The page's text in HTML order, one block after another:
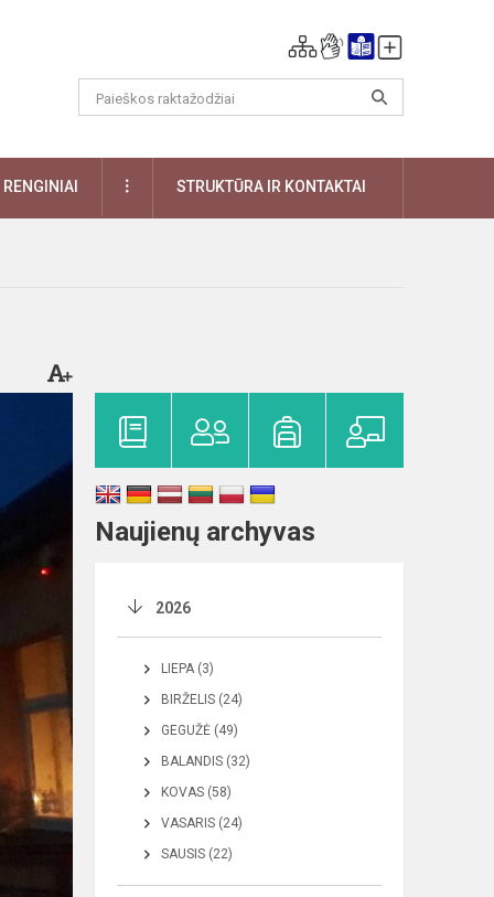
RENGINIAI DAUGIAUSTRUKTŪRA IR KONTAKTAI
Naujienų archyvas
2026
LIEPA (3)
BIRŽELIS (24)
GEGUŽĖ (49)
BALANDIS (32)
KOVAS (58)
VASARIS (24)
SAUSIS (22)